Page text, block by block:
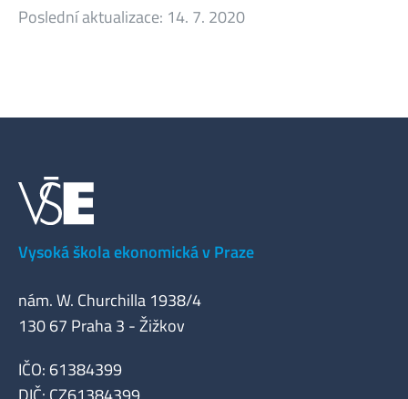
Poslední aktualizace: 14. 7. 2020
Vysoká škola ekonomická v Praze
nám. W. Churchilla 1938/4
130 67 Praha 3 - Žižkov
IČO: 61384399